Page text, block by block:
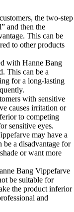
the two-step
and then the
This can be
to other products
with Hanne Bang
This can be a
for a long-lasting
with sensitive
causes irritation or
to competing
sensitive eyes.
may have a
a disadvantage for
or want more
Bang Vippefarve
be suitable for
the product inferior
and